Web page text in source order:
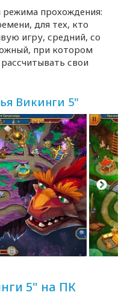
режима прохождения:
для тех, кто
игру, средний, со
при котором
свои
Викинги 5"
5" на ПК